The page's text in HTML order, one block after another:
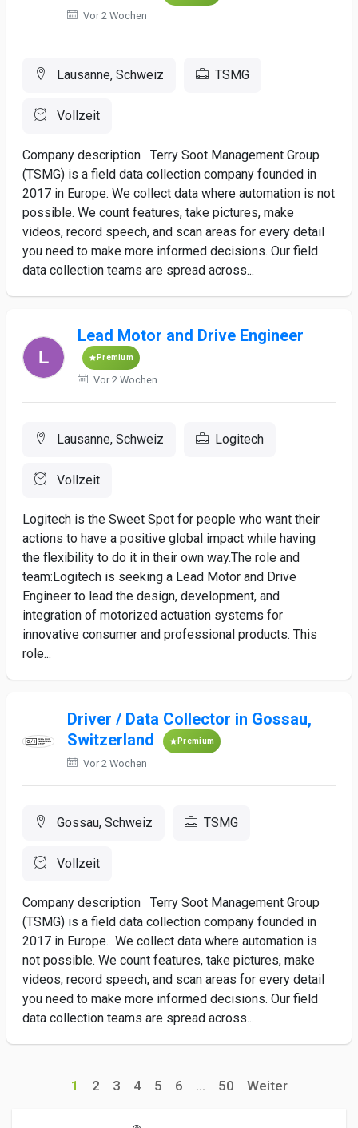
Vor 2 Wochen
Lausanne, Schweiz TSMG
Vollzeit
Company description Terry Soot Management Group
(TSMG) is a field data collection company founded in
2017 in Europe. We collect data where automation is not
possible. We count features, take pictures, make
videos, record speech, and scan areas for every detail
you need to make more informed decisions. Our field
data collection teams are spread across...
Lead Motor and Drive Engineer
Premium
Vor 2 Wochen
Lausanne, Schweiz Logitech
Vollzeit
Logitech is the Sweet Spot for people who want their
actions to have a positive global impact while having
the flexibility to do it in their own way.The role and
team:Logitech is seeking a Lead Motor and Drive
Engineer to lead the design, development, and
integration of motorized actuation systems for
innovative consumer and professional products. This
role...
Driver / Data Collector in Gossau,
Switzerland
Premium
Vor 2 Wochen
Gossau, Schweiz TSMG
Vollzeit
Company description Terry Soot Management Group
(TSMG) is a field data collection company founded in
2017 in Europe. We collect data where automation is
not possible. We count features, take pictures, make
videos, record speech, and scan areas for every detail
you need to make more informed decisions. Our field
data collection teams are spread across...
1 2 3 4 5 6 ... 50 Weiter